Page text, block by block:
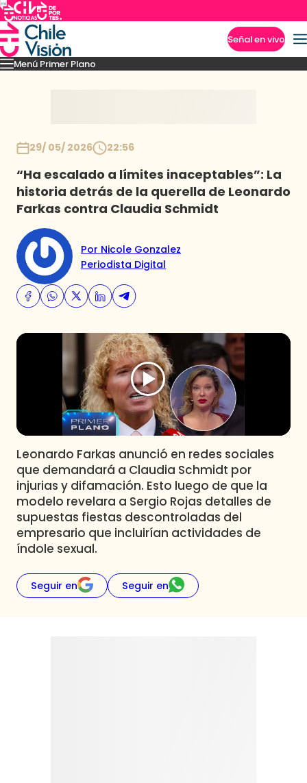
Señal en vivo
Menú Primer Plano
Capítulos Momentos Podcast Novedades
29/ 05/ 2026 22:56
“Ha escalado a límites inaceptables”: La
historia detrás de la querella de Leonardo
Farkas contra Claudia Schmidt
Por Nicole Gonzalez
Periodista Digital
Leonardo Farkas anunció en redes sociales
que demandará a Claudia Schmidt por
injurias y difamación. Esto luego de que la
modelo revelara a Sergio Rojas detalles de
supuestas fiestas descontroladas del
empresario que incluirían actividades de
índole sexual.
Seguir en Seguir en
Imperdibles
Club De La Comedia
Contigo en Directo
Plan Perfecto
El Tiempo
Sabingo
Todos Los Programas